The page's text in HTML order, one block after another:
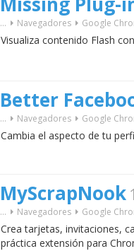
... Navegadores Google
Visualiza contenido Flash
Better
... Navegadores Google
Cambia el aspecto de tu
MyScrapNook
... Navegadores Google
Crea tarjetas, invitaciones,
práctica extensión para